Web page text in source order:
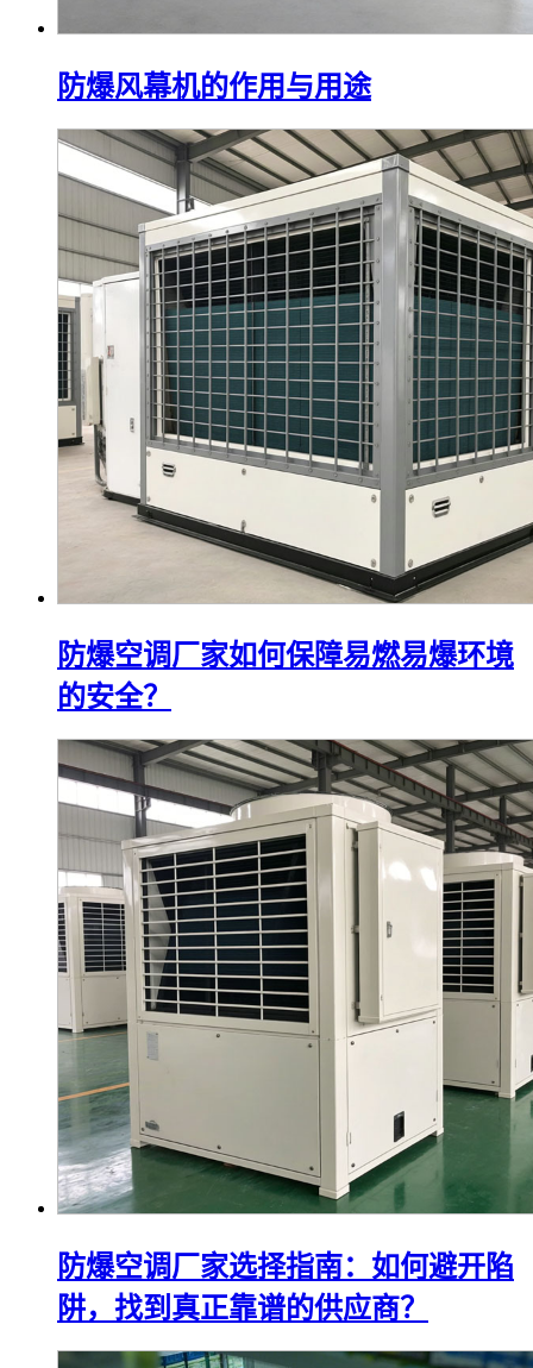
防爆风幕机的作用与用途
防爆空调厂家如何保障易燃易爆环境
的安全？
防爆空调厂家选择指南：如何避开陷
阱，找到真正靠谱的供应商？